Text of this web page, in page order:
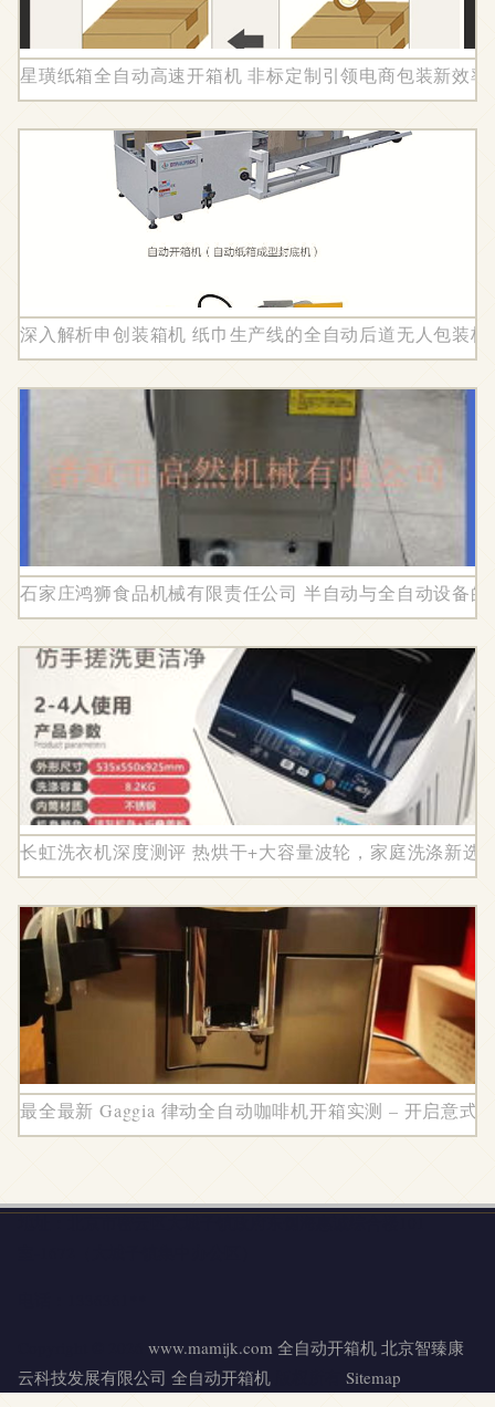
星璜纸箱全自动高速开箱机 非标定制引领电商包装新效率
深入解析申创装箱机 纸巾生产线的全自动后道无人包装核
石家庄鸿狮食品机械有限责任公司 半自动与全自动设备的
长虹洗衣机深度测评 热烘干+大容量波轮，家庭洗涤新选
最全最新 Gaggia 律动全自动咖啡机开箱实测 – 开启意式
www.mamijk.com 全自动开箱机 北京智臻康
云科技发展有限公司 全自动开箱机 Sitemap